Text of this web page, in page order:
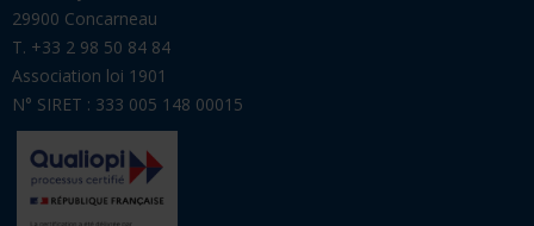
T. +33 2 98 50 84 84
Association loi 1901
N° SIRET : 333 005 148 00015